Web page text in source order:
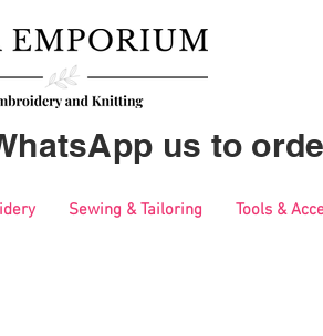
us to
Sewing & Tailoring Tools &